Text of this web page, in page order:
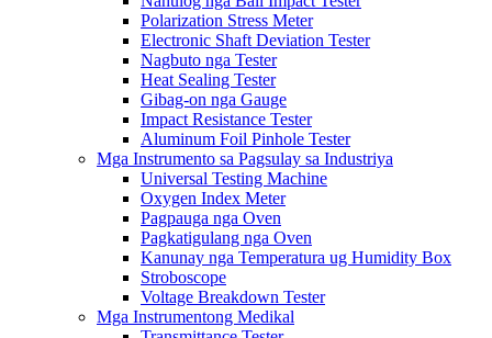
Polarization Stress Meter
Electronic Shaft Deviation Tester
Nagbuto nga Tester
Heat Sealing Tester
Gibag-on nga Gauge
Impact Resistance Tester
Aluminum Foil Pinhole Tester
Mga Instrumento sa Pagsulay sa Industriya
Universal Testing Machine
Oxygen Index Meter
Pagpauga nga Oven
Pagkatigulang nga Oven
Kanunay nga Temperatura ug Humidity Box
Stroboscope
Voltage Breakdown Tester
Mga Instrumentong Medikal